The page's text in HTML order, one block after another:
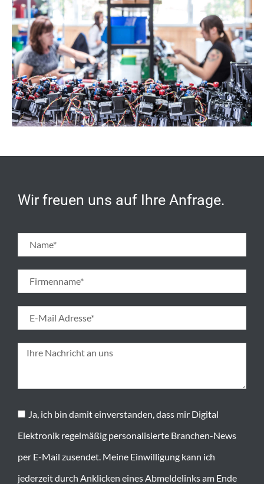
Wir freuen uns auf Ihre Anfrage.
Ja, ich bin damit einverstanden, dass mir Digital
Elektronik regelmäßig personalisierte Branchen-News
per E-Mail zusendet. Meine Einwilligung kann ich
jederzeit durch Anklicken eines Abmeldelinks am Ende